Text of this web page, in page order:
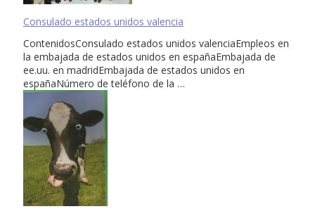
Consulado estados unidos valencia
ContenidosConsulado estados unidos valenciaEmpleos en
la embajada de estados unidos en españaEmbajada de
ee.uu. en madridEmbajada de estados unidos en
españaNúmero de teléfono de la …